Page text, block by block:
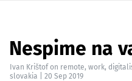
Nespime na
Ivan Krištof on remote, work,
slovakia
20 Sep 2019